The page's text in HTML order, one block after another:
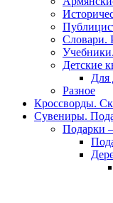
Словари.
Детские
Для
Разное
Кроссворды.
Сувениры.
Подарки